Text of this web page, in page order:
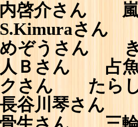
介さん 嵐
さん
ぞうさん
人Ｂさん 占
ん たらし
川琴さん